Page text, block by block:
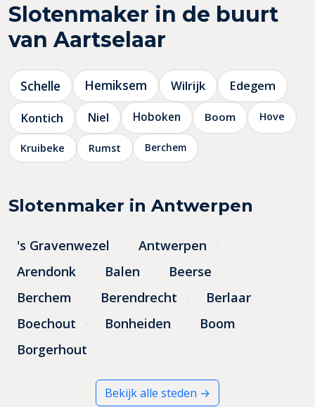
Slotenmaker in de buurt
van Aartselaar
Schelle Hemiksem Wilrijk
Edegem
Kontich
Niel Hoboken Boom Hove
Kruibeke Rumst Berchem
Slotenmaker in Antwerpen
's Gravenwezel
Antwerpen
Arendonk
Balen
Beerse
Berchem
Berendrecht
Berlaar
Boechout
Bonheiden
Boom
Borgerhout
Bekijk alle steden →